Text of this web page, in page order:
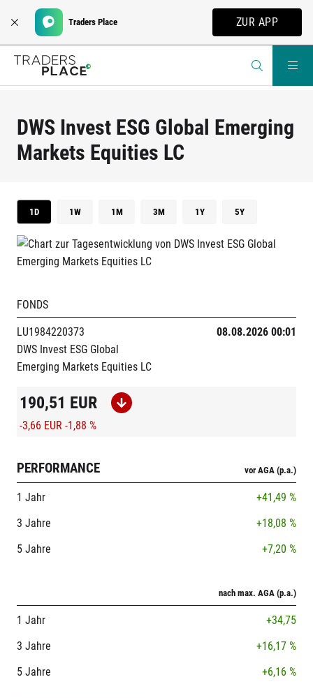
Traders Place ZUR APP
DWS Invest ESG Global Emerging
Markets Equities LC
1D 1W 1M 3M 1Y 5Y
FONDS
LU1984220373
DWS Invest ESG Global
Emerging Markets Equities LC
08.08.2026 00:01
190,51 EUR
-3,66 EUR -1,88 %
PERFORMANCE vor AGA (p.a.)
1 Jahr
+41,49 %
3 Jahre
+18,08 %
5 Jahre
+7,20 %
nach max. AGA (p.a.)
1 Jahr
+34,75
3 Jahre
+16,17 %
5 Jahre
+6,16 %